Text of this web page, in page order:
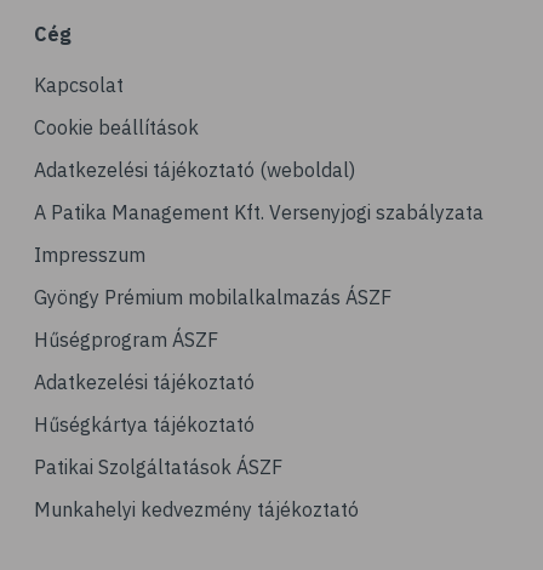
# megfázás
# influenza
# orrfolyás
# C-vitamin
# immunrendszer
# emésztőrendszer
# emésztési zavarok
# puffadás
# orrdugulás
# magnézium
Cég
Kapcsolat
Cookie beállítások
Adatkezelési tájékoztató (weboldal)
A Patika Management Kft. Versenyjogi szabályzata
Impresszum
Gyöngy Prémium mobilalkalmazás ÁSZF
Hűségprogram ÁSZF
Adatkezelési tájékoztató
Hűségkártya tájékoztató
Patikai Szolgáltatások ÁSZF
Munkahelyi kedvezmény tájékoztató